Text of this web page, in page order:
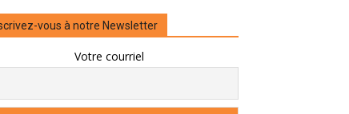
vous à notre Newsletter
Votre courriel